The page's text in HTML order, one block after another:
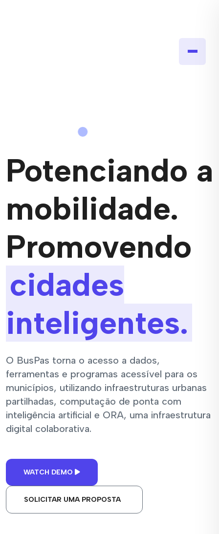
Potenciando a
mobilidade.
Promovendo
cidades
inteligentes.
O BusPas torna o acesso a dados,
ferramentas e programas acessível para os
municípios, utilizando infraestruturas urbanas
partilhadas, computação de ponta com
inteligência artificial e ORA, uma infraestrutura
digital colaborativa.
WATCH DEMO
SOLICITAR UMA PROPOSTA